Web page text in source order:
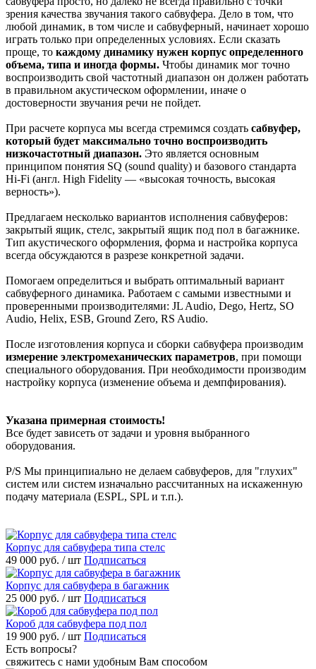
зрения качества звучания такого сабвуфера. Дело в том, что
любой динамик, в том числе и сабвуферный, начинает хорошо
играть только при определенных условиях. Если сказать
проще, то каждому динамику нужен корпус определенного
объема, типа и иногда формы. Чтобы динамик мог точно
воспроизводить свой частотный диапазон он должен работать
в правильном акустическом оформлении, иначе о
достоверности звучания речи не пойдет.
При расчете корпуса мы всегда стремимся создать сабвуфер,
который будет максимально точно воспроизводить
низкочастотный диапазон. Это является основным
принципом понятия SQ (sound quality) и базового стандарта
Hi-Fi (англ. High Fidelity — «высокая точность, высокая
верность»).
Предлагаем несколько вариантов исполнения сабвуферов:
закрытый ящик, стелс, закрытый ящик под пол в багажнике.
Тип акустического оформления, форма и настройка корпуса
всегда обсуждаются в разрезе конкретной задачи.
Помогаем определиться и выбрать оптимальный вариант
сабвуферного динамика. Работаем с самыми известными и
проверенными производителями: JL Audio, Dego, Hertz, SO
Audio, Helix, ESB, Ground Zero, RS Audio.
После изготовления корпуса и сборки сабвуфера производим
измерение электромеханических параметров, при помощи
специального оборудования. При необходимости производим
настройку корпуса (изменение объема и демпфирования).
Указана примерная стоимость!
Все будет зависеть от задачи и уровня выбранного
оборудования.
P/S Мы принципиально не делаем сабвуферов, для "глухих"
систем или систем изначально рассчитанных на искаженную
подачу материала (ESPL, SPL и т.п.).
Корпус для сабвуфера типа стелс
49 000 руб. / шт Подписаться
Корпус для сабвуфера в багажник
25 000 руб. / шт Подписаться
Короб для сабвуфера под пол
19 900 руб. / шт Подписаться
Есть вопросы?
свяжитесь с нами удобным Вам способом